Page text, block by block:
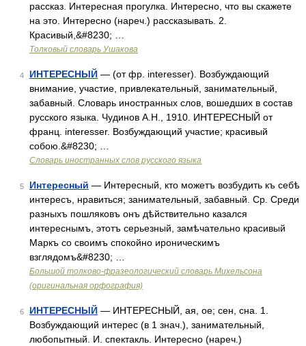
рассказ. Интересная прогулка. Интересно, что вы скажете
на это. Интересно (нареч.) рассказывать. 2.
Красивый,&#8230; …
Толковый словарь Ушакова
4 ИНТЕРЕСНЫЙ — (от фр. interesser). Возбуждающий
внимание, участие, привлекательный, занимательный,
забавный. Словарь иностранных слов, вошедших в состав
русского языка. Чудинов А.Н., 1910. ИНТЕРЕСНЫЙ от
франц. interesser. Возбуждающий участие; красивый
собою.&#8230; …
Словарь иностранных слов русского языка
5 Интересный — Интересный, кто можетъ возбудить къ себѣ
интересъ, нравиться; занимательный, забавный. Ср. Среди
разныхъ пошляковъ онъ дѣйствительно казался
интереснымъ, этотъ серьезный, замѣчательно красивый
Маркъ со своимъ спокойно ироническимъ
взглядомъ&#8230; …
Большой толково-фразеологический словарь Михельсона
(оригинальная орфография)
6 ИНТЕРЕСНЫЙ — ИНТЕРЕСНЫЙ, ая, ое; сен, сна. 1.
Возбуждающий интерес (в 1 знач.), занимательный,
любопытный. И. спектакль. Интересно (нареч.)